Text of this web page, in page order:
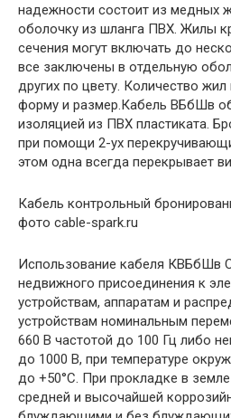
надежности состоит из медных
оболочку из шланга ПВХ. Жилы
сечения могут включать до
все заключены в отдельную
других по цвету. Количество
форму и размер.Кабель ВБбШв
изоляцией из ПВХ пластиката.
при помощи 2-ух
этом одна всегда перекрывает
Кабель контрольный
фото cable-spark.ru
Использование кабеля КВБбШв
недвижного присоединения к
устройствам, аппаратам и
устройствам номинальным
660 В частотой до 100 Гц либо
до 1000 В, при температуре
до +50°С. При прокладке в
средней и высочайшей